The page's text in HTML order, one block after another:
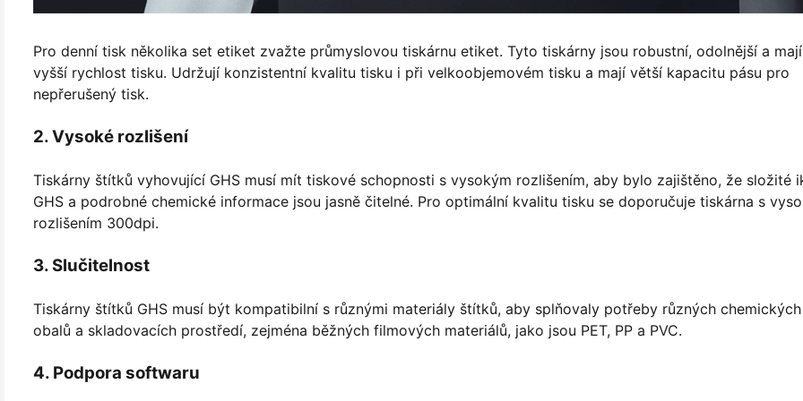
Pro denní tisk několika set etiket zvažte průmyslovou tiskárnu etiket. Tyto tiskárny jsou robustní, odolnější a mají
vyšší rychlost tisku. Udržují konzistentní kvalitu tisku i při velkoobjemovém tisku a mají větší kapacitu pásu pro
nepřerušený tisk.
2. Vysoké rozlišení
Tiskárny štítků vyhovující GHS musí mít tiskové schopnosti s vysokým rozlišením, aby bylo zajištěno, že složité
GHS a podrobné chemické informace jsou jasně čitelné. Pro optimální kvalitu tisku se doporučuje tiskárna s
rozlišením 300dpi.
3. Slučitelnost
Tiskárny štítků GHS musí být kompatibilní s různými materiály štítků, aby splňovaly potřeby různých chemických
obalů a skladovacích prostředí, zejména běžných filmových materiálů, jako jsou PET, PP a PVC.
4. Podpora softwaru